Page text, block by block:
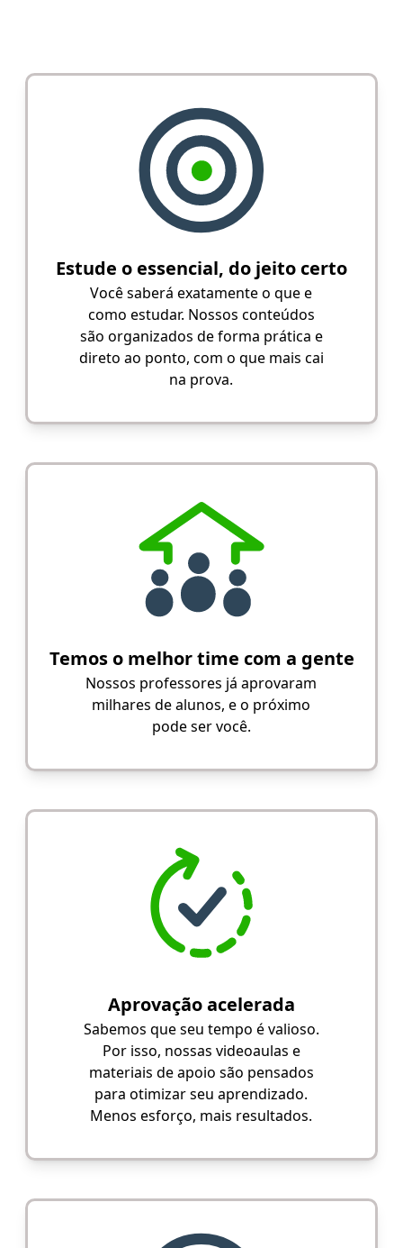
Estude o essencial, do jeito certo
Você saberá exatamente o que e
como estudar. Nossos conteúdos
são organizados de forma prática e
direto ao ponto, com o que mais cai
na prova.
Temos o melhor time com a gente
Nossos professores já aprovaram
milhares de alunos, e o próximo
pode ser você.
Aprovação acelerada
Sabemos que seu tempo é valioso.
Por isso, nossas videoaulas e
materiais de apoio são pensados
para otimizar seu aprendizado.
Menos esforço, mais resultados.